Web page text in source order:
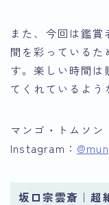
また、今回は鑑
間を彩っているた
す。楽しい時間
てくれているよう
マンゴ・トムソン
Instagram：
坂口宗雲斎｜超